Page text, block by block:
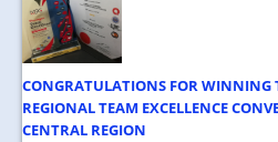
CONGRATULATIONS FOR WINNING
REGIONAL TEAM EXCELLENCE
CENTRAL REGION